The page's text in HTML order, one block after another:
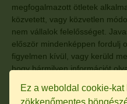
megfogalmazott ötletek
közvetett, vagy közvetlen
nem vállalok felelősséget.
először mindenképpen fordulj
figyelmen kívül, vagy kerüld
hogy bármilyen információt
vagy a honlaphoz
Ez a weboldal cookie-kat
zökkenőmentes